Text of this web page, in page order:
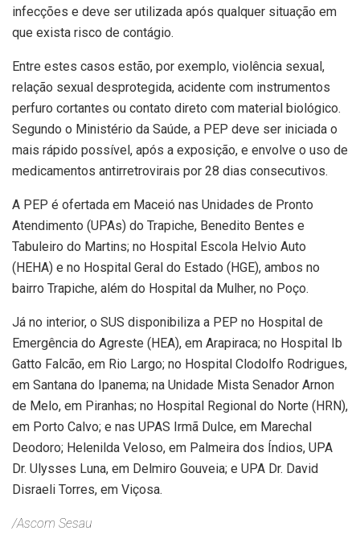
infecções e deve ser utilizada após qualquer situação em
que exista risco de contágio.
Entre estes casos estão, por exemplo, violência sexual,
relação sexual desprotegida, acidente com instrumentos
perfuro cortantes ou contato direto com material biológico.
Segundo o Ministério da Saúde, a PEP deve ser iniciada o
mais rápido possível, após a exposição, e envolve o uso de
medicamentos antirretrovirais por 28 dias consecutivos.
A PEP é ofertada em Maceió nas Unidades de Pronto
Atendimento (UPAs) do Trapiche, Benedito Bentes e
Tabuleiro do Martins; no Hospital Escola Helvio Auto
(HEHA) e no Hospital Geral do Estado (HGE), ambos no
bairro Trapiche, além do Hospital da Mulher, no Poço.
Já no interior, o SUS disponibiliza a PEP no Hospital de
Emergência do Agreste (HEA), em Arapiraca; no Hospital Ib
Gatto Falcão, em Rio Largo; no Hospital Clodolfo Rodrigues,
em Santana do Ipanema; na Unidade Mista Senador Arnon
de Melo, em Piranhas; no Hospital Regional do Norte (HRN),
em Porto Calvo; e nas UPAS Irmã Dulce, em Marechal
Deodoro; Helenilda Veloso, em Palmeira dos Índios, UPA
Dr. Ulysses Luna, em Delmiro Gouveia; e UPA Dr. David
Disraeli Torres, em Viçosa.
/Ascom Sesau